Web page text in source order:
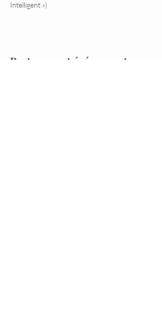
Intelligent »)
Partager cet événement